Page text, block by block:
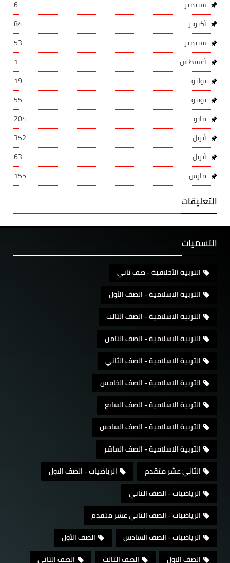
سبتمبر
6
أكتوبر
84
سبتمبر
53
أغسطس
1
يوليو
19
يونيو
55
مايو
204
أبريل
352
أبريل
63
مارس
155
التعليقات
التسميات
التربية الأخلاقية - صف ثاني
التربية الاسلامية - الصف الأول
التربية الاسلامية - الصف الثالث
التربية الاسلامية - الصف الثامن
التربية الاسلامية - الصف الثاني
التربية الاسلامية - الصف الخامس
التربية الاسلامية - الصف السابع
التربية الاسلامية - الصف السادس
التربية الاسلامية - الصف العاشر
الثاني عشر متقدم
الرياضيات - الصف الاول
الرياضيات - الصف الثاني
الرياضيات - الصف الثاني عشر متقدم
الرياضيات - الصف السادس
الصف الأول
الصف الاول
الصف الثالث
الصف الثاني